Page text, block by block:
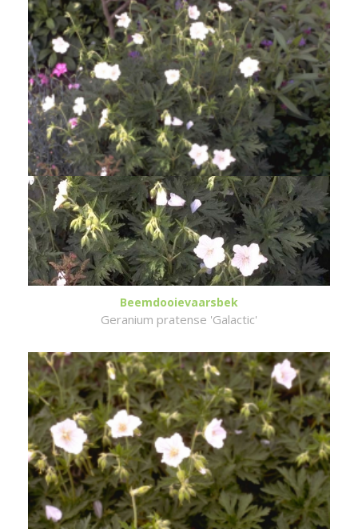
Beemdooievaarsbek
Geranium pratense 'Galactic'